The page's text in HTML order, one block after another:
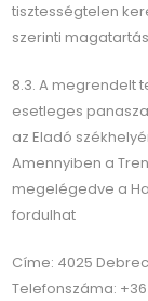
tisztességtelen
szerinti
8.3. A megrendelt
esetleges
az Eladó
Amennyiben a
megelégedve a
fordulhat
Címe: 4025
Telefonszáma: